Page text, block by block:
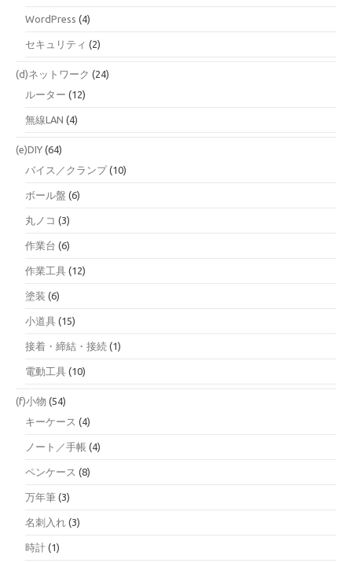
WordPress (4)
セキュリティ (2)
(d)ネットワーク (24)
ルーター (12)
無線LAN (4)
(e)DIY (64)
バイス／クランプ(10)
ボール盤 (6)
丸ノコ (3)
作業台 (6)
作業工具 (12)
塗装 (6)
小道具 (15)
接着・締結・接続 (1)
電動工具 (10)
(f)小物 (54)
キーケース (4)
ノート／手帳 (4)
ペンケース (8)
万年筆 (3)
名刺入れ (3)
時計 (1)